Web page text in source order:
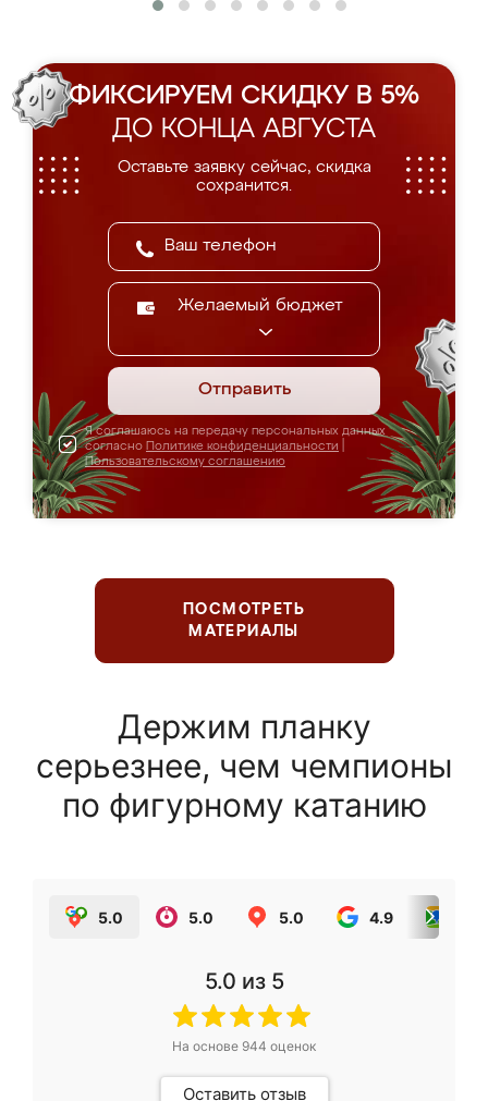
ФИКСИРУЕМ СКИДКУ В 5%
ДО КОНЦА АВГУСТА
Оставьте заявку сейчас, скидка
сохранится.
Желаемый бюджет
Отправить
Я соглашаюсь на передачу персональных данных
согласно Политике конфиденциальности
Пользовательскому соглашению
ПОСМОТРЕТЬ
МАТЕРИАЛЫ
Держим планку
серьезнее, чем чемпионы
по фигурному катанию
5.0 5.0 5.0 4.9
5.0 из 5
На основе 944 оценок
Оставить отзыв